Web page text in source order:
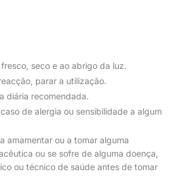
seco e ao abrigo da luz.
parar a utilização.
diária recomendada.
de alergia ou sensibilidade a algum
amamentar ou a tomar alguma
ou se sofre de alguma doença,
ou técnico de saúde antes de tomar